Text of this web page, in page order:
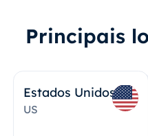
Principais
Estados Unidos
US